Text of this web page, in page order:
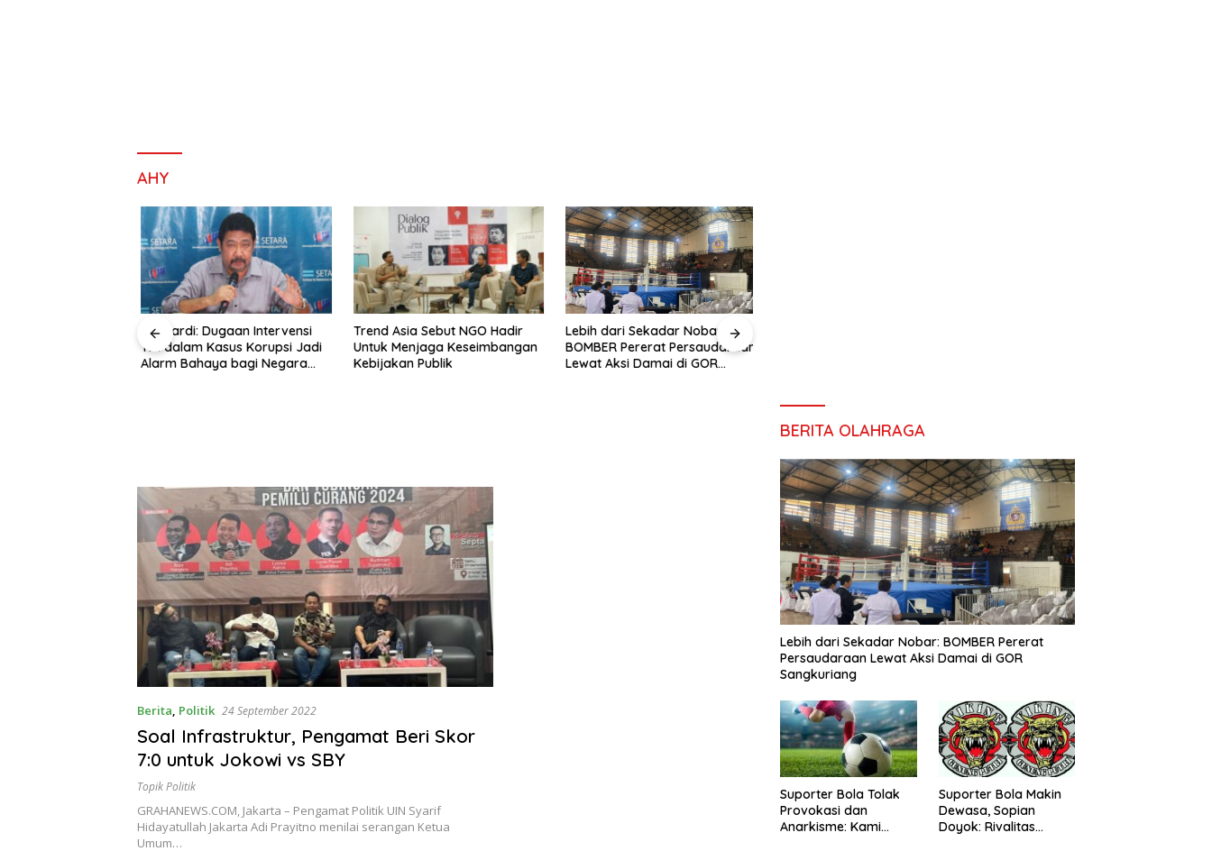
AHY
Hendardi: Dugaan Intervensi
TNI dalam Kasus Korupsi Jadi
Alarm Bahaya bagi Negara
Trend Asia Sebut NGO Hadir
Untuk Menjaga Keseimbangan
Kebijakan Publik
Lebih dari Sekadar Nobar:
BOMBER Pererat Persaudaraan
Lewat Aksi Damai di GOR
Berita, Politik 24 September 2022
Soal Infrastruktur, Pengamat Beri Skor
7:0 untuk Jokowi vs SBY
Topik Politik
GRAHANEWS.COM, Jakarta – Pengamat Politik UIN Syarif
Hidayatullah Jakarta Adi Prayitno menilai serangan Ketua
Umum…
BERITA OLAHRAGA
Lebih dari Sekadar Nobar: BOMBER Pererat
Persaudaraan Lewat Aksi Damai di GOR
Sangkuriang
Suporter Bola Tolak
Provokasi dan
Anarkisme: Kami
Suporter Bola Makin
Dewasa, Sopian
Doyok: Rivalitas